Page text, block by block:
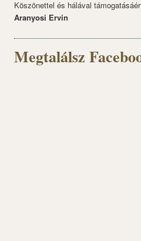
Köszönettel és hálával
Aranyosi Ervin
Megtalálsz